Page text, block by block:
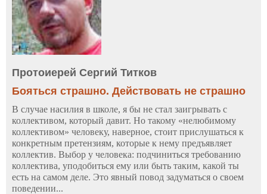
Протоиерей Сергий Титков
Бояться страшно. Действовать не страшно
В случае насилия в школе, я бы не стал заигрывать с
коллективом, который давит. Но такому «нелюбимому
коллективом» человеку, наверное, стоит прислушаться к
конкретным претензиям, которые к нему предъявляет
коллектив. Выбор у человека: подчиниться требованию
коллектива, уподобиться ему или быть таким, какой ты
есть на самом деле. Это явный повод задуматься о своем
поведении...